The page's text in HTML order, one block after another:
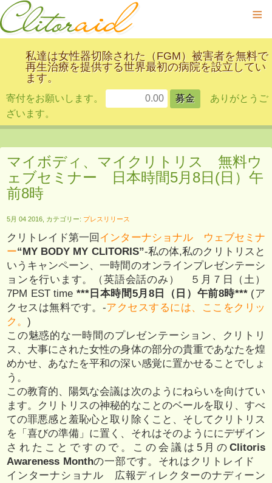
≡
私達は女性器切除された（FGM）被害者を無料で
再生治療を提供する世界最初の病院を設立してい
ます。
寄付をお願いします。
ありがとうご
ざいます。
マイボディ、マイクリトリス 無料ウ
ェブセミナー 日本時間5月8日(日）午
前8時
5月 04 2016, カテゴリー: プレスリリース
クリトレイド第一回 インターナショナル ウェブセミナ
ー“MY BODY MY CLITORIS”-私の体,私のクリトリスと
いうキャンペーン、一時間のオンラインプレゼンテーシ
ョンを行います。（英語会話のみ） ５月７日（土）
7PM EST time ***日本時間5月8日（日）午前8時***(ア
クセスは無料です。-アクセスするには、ここをクリッ
ク。 )
この魅惑的な一時間のプレゼンテーション、クリトリ
ス、大事にされた女性の身体の部分の貴重であなたを煌
めかせ、あなたを平和の深い感覚に置かせることでしょ
う。
この教育的、陽気な会議は次のようにねらいを向けてい
ます。クリトリスの神秘的なことのベールを取り、すべ
ての罪悪感と羞恥心と取り除くこと、そしてクリトリス
を「喜びの準備」に置く、それはそのようににデザイン
されたことですので。この会議は5月の Clitoris
Awareness Monthの一部です。それはクリトレイド
インターナショナル 広報ディレクターのナディーン